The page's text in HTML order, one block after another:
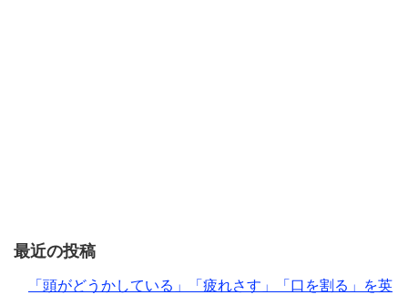
最近の投稿
「頭がどうかしている」「疲れさす」「口を割る」を英